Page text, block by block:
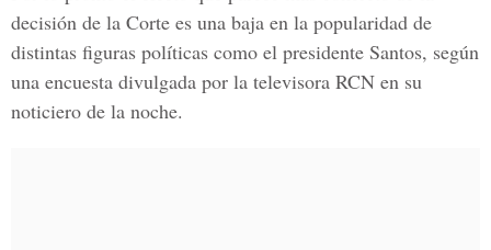
decisión de la Corte es una baja en la popularidad de
distintas figuras políticas como el presidente Santos, según
una encuesta divulgada por la televisora RCN en su
noticiero de la noche.